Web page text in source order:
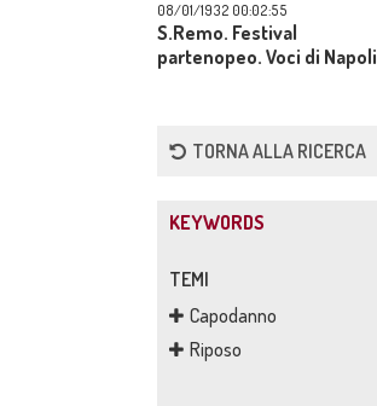
08/01/1932 00:02:55
S.Remo. Festival
partenopeo. Voci di Napoli
TORNA ALLA RICERCA
KEYWORDS
TEMI
Capodanno
Riposo